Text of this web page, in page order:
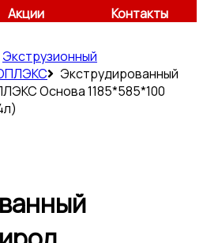
Акции Контакты
Экструзионный
Экструдированный
Основа 1185*585*100